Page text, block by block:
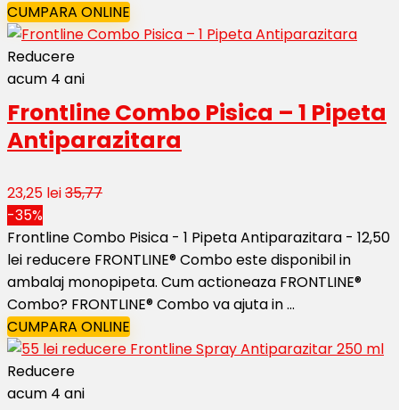
CUMPARA ONLINE
Reducere
acum 4 ani
Frontline Combo Pisica – 1 Pipeta
Antiparazitara
23,25 lei35,77
-35%
Frontline Combo Pisica - 1 Pipeta Antiparazitara - 12,50
lei reducere FRONTLINE® Combo este disponibil in
ambalaj monopipeta. Cum actioneaza FRONTLINE®
Combo? FRONTLINE® Combo va ajuta in ...
CUMPARA ONLINE
Reducere
acum 4 ani